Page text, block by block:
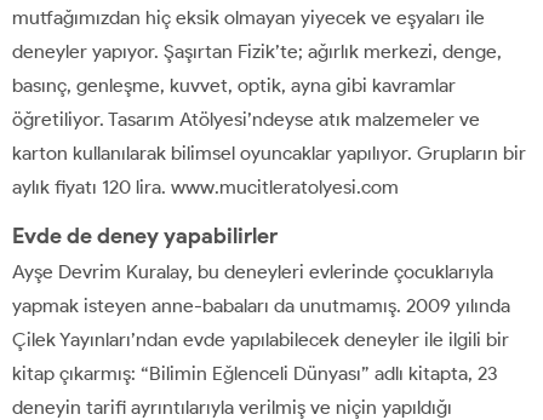
mutfağımızdan hiç eksik olmayan yiyecek ve eşyaları ile
deneyler yapıyor. Şaşırtan Fizik’te; ağırlık merkezi, denge,
basınç, genleşme, kuvvet, optik, ayna gibi kavramlar
öğretiliyor. Tasarım Atölyesi’ndeyse atık malzemeler ve
karton kullanılarak bilimsel oyuncaklar yapılıyor. Grupların bir
aylık fiyatı 120 lira. www.mucitleratolyesi.com
Evde de deney yapabilirler
Ayşe Devrim Kuralay, bu deneyleri evlerinde çocuklarıyla
yapmak isteyen anne-babaları da unutmamış. 2009 yılında
Çilek Yayınları’ndan evde yapılabilecek deneyler ile ilgili bir
kitap çıkarmış: “Bilimin Eğlenceli Dünyası” adlı kitapta, 23
deneyin tarifi ayrıntılarıyla verilmiş ve niçin yapıldığı